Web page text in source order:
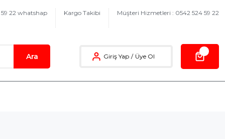
22 whatshap
Kargo Takibi Müşteri Hizmetleri : 0542 524 59 22
Ara Giriş Yap / Üye Ol